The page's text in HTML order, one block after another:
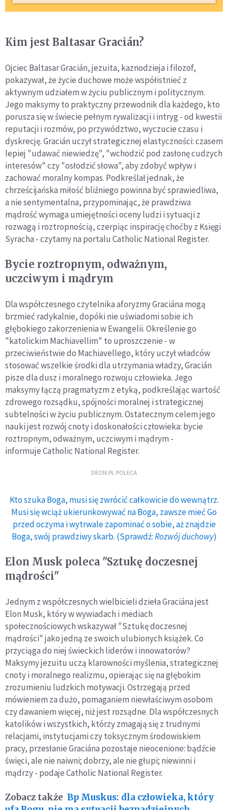
Kim jest Baltasar Gracián?
Ojciec Baltasar Gracián, jezuita, kaznodzieja i filozof,
pokazywał, że życie duchowe może współistnieć z
aktywnym udziałem w życiu publicznym i politycznym.
Jego maksymy to praktyczny przewodnik dla każdego, kto
porusza się w świecie pełnym rywalizacji i intryg - od kwestii
reputacji i rozmów, po przywództwo, wyczucie czasu i
dyskrecję. Gracián uczył strategicznej elastyczności: czasem
lepiej "udawać niewiedzę", "wchodzić pod zasłonę cudzych
interesów" czy "osłodzić słowa", aby zdobyć wpływ i
zachować moralny kompas. Podkreślał jednak, że
chrześcijańska miłość bliźniego powinna być sprawiedliwa,
a nie sentymentalna, przypominając, że prawdziwa
mądrość wymaga umiejętności oceny ludzi i sytuacji z
rozwagą i roztropnością, czerpiąc inspirację choćby z Księgi
Syracha - czytamy na portalu Catholic National Register.
Bycie roztropnym, odważnym,
uczciwym i mądrym
Dla współczesnego czytelnika aforyzmy Graciána mogą
brzmieć radykalnie, dopóki nie uświadomi sobie ich
głębokiego zakorzenienia w Ewangelii. Określenie go
"katolickim Machiavellim" to uproszczenie - w
przeciwieństwie do Machiavellego, który uczył władców
stosować wszelkie środki dla utrzymania władzy, Gracián
pisze dla dusz i moralnego rozwoju człowieka. Jego
maksymy łączą pragmatyzm z etyką, podkreślając wartość
zdrowego rozsądku, spójności moralnej i strategicznej
subtelności w życiu publicznym. Ostatecznym celem jego
nauki jest rozwój cnoty i doskonałości człowieka: bycie
roztropnym, odważnym, uczciwym i mądrym -
informuje Catholic National Register.
DEON.PL POLECA
Kto szuka Boga, musi się zwrócić całkowicie do wewnątrz.
Musi się wciąż ukierunkowywać na Boga, zawsze mieć Go
przed oczyma i wytrwale zapominać o sobie, aż znajdzie
Boga, swój prawdziwy skarb. (Sprawdź:Rozwój duchowy)
Elon Musk poleca "Sztukę doczesnej
mądrości"
Jednym z współczesnych wielbicieli dzieła Graciána jest
Elon Musk, który w wywiadach i mediach
społecznościowych wskazywał "Sztukę doczesnej
mądrości" jako jedną ze swoich ulubionych książek. Co
przyciąga do niej świeckich liderów i innowatorów?
Maksymy jezuitu uczą klarowności myślenia, strategicznej
cnoty i moralnego realizmu, opierając się na głębokim
zrozumieniu ludzkich motywacji. Ostrzegają przed
mówieniem za dużo, pomaganiem niewłaściwym osobom
czy dawaniem więcej, niż jest rozsądne. Dla współczesnych
katolików i wszystkich, którzy zmagają się z trudnymi
relacjami, instytucjami czy toksycznym środowiskiem
pracy, przesłanie Graciána pozostaje nieocenione: bądźcie
święci, ale nie naiwni; dobrzy, ale nie głupi; niewinni i
mądrzy - podaje Catholic National Register.
Zobacz także Bp Muskus: dla człowieka, który